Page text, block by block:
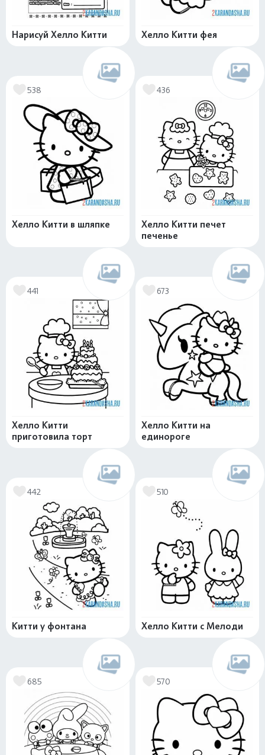
Нарисуй Хелло Китти Хелло Китти фея
538
Хелло Китти в шляпке
436
Хелло Китти печет
печенье
441
Хелло Китти
приготовила торт
673
Хелло Китти на
единороге
442
Китти у фонтана
510
Хелло Китти с Мелоди
685 570